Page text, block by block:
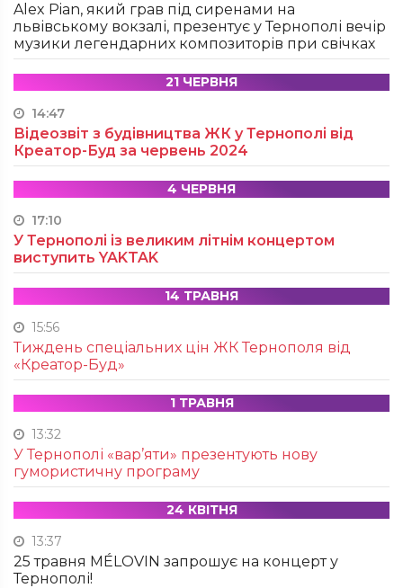
Alex Pian, який грав під сиренами на
львівському вокзалі, презентує у Тернополі вечір
музики легендарних композиторів при свічках
21 ЧЕРВНЯ
14:47
Відеозвіт з будівництва ЖК у Тернополі від
Креатор-Буд за червень 2024
4 ЧЕРВНЯ
17:10
У Тернополі із великим літнім концертом
виступить YAKTAK
14 ТРАВНЯ
15:56
Тиждень спеціальних цін ЖК Тернополя від
«Креатор-Буд»
1 ТРАВНЯ
13:32
У Тернополі «вар’яти» презентують нову
гумористичну програму
24 КВІТНЯ
13:37
25 травня MÉLOVIN запрошує на концерт у
Тернополі!